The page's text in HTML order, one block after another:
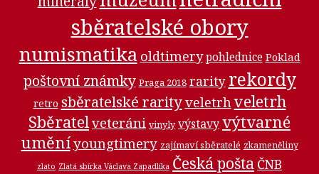
sběratelské obory
numismatika oldtimery pohlednice Poklad
poštovní známky Praga 2018 rarity rekordy
retro sběratelské rarityveletrhveletrh
Sběratelveteráni vinyly výstavyvýtvarné
uměníyoungtimery zajímaví sběratelé zkameněliny
zlato Zlatá sbírka Václava Zapadlíka Česká pošta ČNB